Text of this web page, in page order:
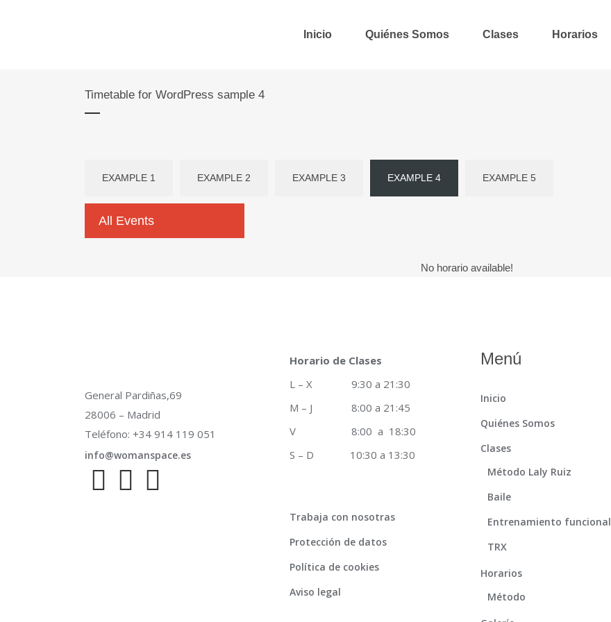
Inicio Quiénes Somos Clases Horarios
Timetable for WordPress sample 4
EXAMPLE 1 EXAMPLE 2 EXAMPLE 3 EXAMPLE 4 EXAMPLE 5
All Events
No horario available!
General Pardiñas,69
28006 – Madrid
Teléfono: +34 914 119 051
info@womanspace.es
Horario de Clases
L – X 9:30 a 21:30
M – J 8:00 a 21:45
V 8:00 a 18:30
S – D 10:30 a 13:30
Trabaja con nosotras
Protección de datos
Política de cookies
Aviso legal
Menú
Inicio
Quiénes Somos
Clases
Método Laly Ruiz
Baile
Entrenamiento funcional
TRX
Horarios
Método